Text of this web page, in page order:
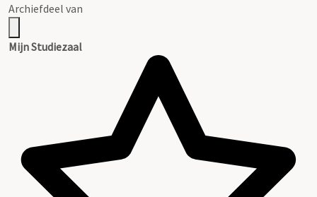
Archiefdeel van
Mijn Studiezaal